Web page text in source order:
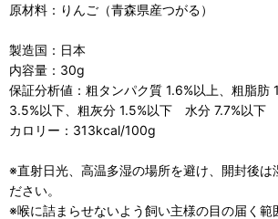
原材料：りんご（青森県産つがる）
製造国：日本
内容量：30g
保証分析値：粗タンパク質 1.6%以上、粗脂肪
3.5%以下、粗灰分 1.5%以下 水分 7.7%以下
カロリー：313kcal/100g
※直射日光、高温多湿の場所を避け、開封後は
ださい。
※喉に詰まらせないよう飼い主様の目の届く範